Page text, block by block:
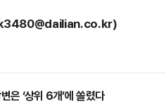
은 ‘상위 6개’에 쏠렸다